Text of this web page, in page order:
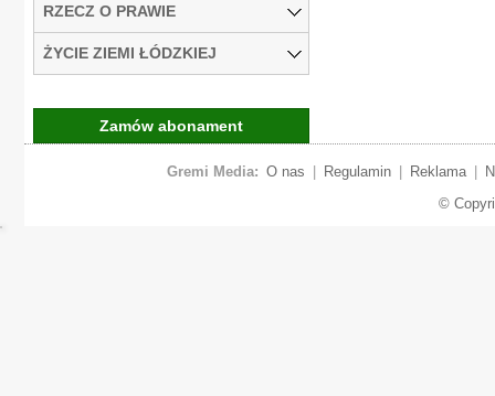
RZECZ O PRAWIE
ŻYCIE ZIEMI ŁÓDZKIEJ
Zamów abonament
Gremi Media: O nas Regulamin Reklama
©